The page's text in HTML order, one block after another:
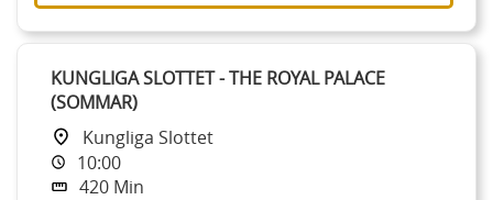
KUNGLIGA SLOTTET - THE ROYAL PALACE
(SOMMAR)
Kungliga Slottet
10:00
420 Min